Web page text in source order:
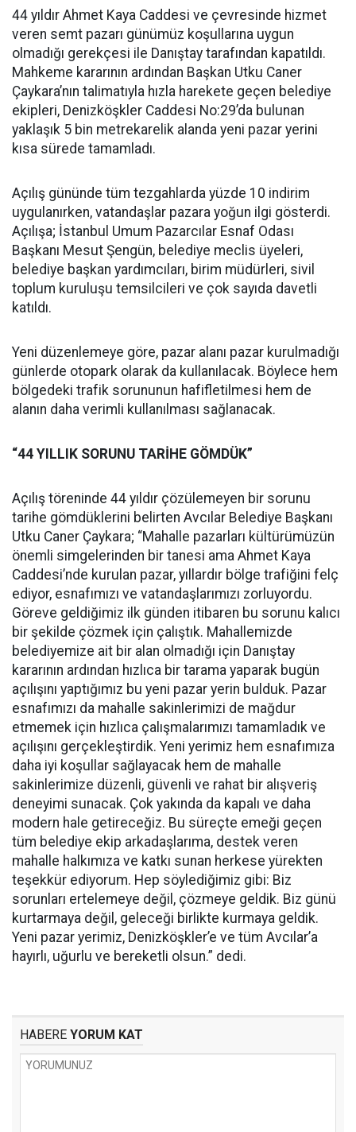
44 yıldır Ahmet Kaya Caddesi ve çevresinde hizmet
veren semt pazarı günümüz koşullarına uygun
olmadığı gerekçesi ile Danıştay tarafından kapatıldı.
Mahkeme kararının ardından Başkan Utku Caner
Çaykara’nın talimatıyla hızla harekete geçen belediye
ekipleri, Denizköşkler Caddesi No:29’da bulunan
yaklaşık 5 bin metrekarelik alanda yeni pazar yerini
kısa sürede tamamladı.
Açılış gününde tüm tezgahlarda yüzde 10 indirim
uygulanırken, vatandaşlar pazara yoğun ilgi gösterdi.
Açılışa; İstanbul Umum Pazarcılar Esnaf Odası
Başkanı Mesut Şengün, belediye meclis üyeleri,
belediye başkan yardımcıları, birim müdürleri, sivil
toplum kuruluşu temsilcileri ve çok sayıda davetli
katıldı.
Yeni düzenlemeye göre, pazar alanı pazar kurulmadığı
günlerde otopark olarak da kullanılacak. Böylece hem
bölgedeki trafik sorununun hafifletilmesi hem de
alanın daha verimli kullanılması sağlanacak.
“44 YILLIK SORUNU TARİHE GÖMDÜK”
Açılış töreninde 44 yıldır çözülemeyen bir sorunu
tarihe gömdüklerini belirten Avcılar Belediye Başkanı
Utku Caner Çaykara; “Mahalle pazarları kültürümüzün
önemli simgelerinden bir tanesi ama Ahmet Kaya
Caddesi’nde kurulan pazar, yıllardır bölge trafiğini felç
ediyor, esnafımızı ve vatandaşlarımızı zorluyordu.
Göreve geldiğimiz ilk günden itibaren bu sorunu kalıcı
bir şekilde çözmek için çalıştık. Mahallemizde
belediyemize ait bir alan olmadığı için Danıştay
kararının ardından hızlıca bir tarama yaparak bugün
açılışını yaptığımız bu yeni pazar yerin bulduk. Pazar
esnafımızı da mahalle sakinlerimizi de mağdur
etmemek için hızlıca çalışmalarımızı tamamladık ve
açılışını gerçekleştirdik. Yeni yerimiz hem esnafımıza
daha iyi koşullar sağlayacak hem de mahalle
sakinlerimize düzenli, güvenli ve rahat bir alışveriş
deneyimi sunacak. Çok yakında da kapalı ve daha
modern hale getireceğiz. Bu süreçte emeği geçen
tüm belediye ekip arkadaşlarıma, destek veren
mahalle halkımıza ve katkı sunan herkese yürekten
teşekkür ediyorum. Hep söylediğimiz gibi: Biz
sorunları ertelemeye değil, çözmeye geldik. Biz günü
kurtarmaya değil, geleceği birlikte kurmaya geldik.
Yeni pazar yerimiz, Denizköşkler’e ve tüm Avcılar’a
hayırlı, uğurlu ve bereketli olsun.” dedi.
HABERE YORUM KAT